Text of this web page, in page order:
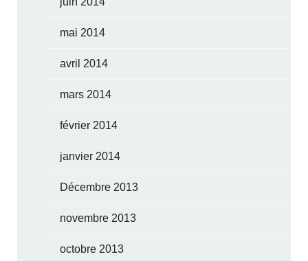
mai 2014
avril 2014
mars 2014
février 2014
janvier 2014
Décembre 2013
novembre 2013
octobre 2013